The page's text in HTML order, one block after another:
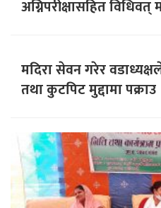
अग्निपरीक्षासहित विधिवत्
मदिरा सेवन गरेर
तथा कुटपिट मुद्दामा पक्राउ